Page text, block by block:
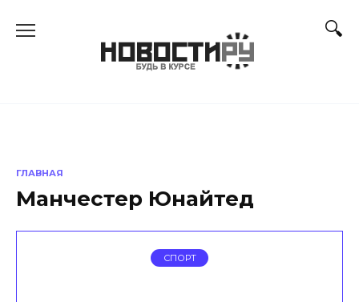
ГЛАВНАЯ
Манчестер Юнайтед
СПОРТ